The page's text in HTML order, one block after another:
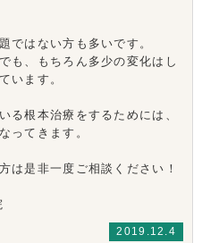
ではない方も多いです。
も、もちろん多少の変化はし
います。
る根本治療をするためには、
ってきます。
は是非一度ご相談ください！
2019.12.4